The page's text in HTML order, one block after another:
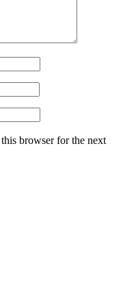
browser for the next